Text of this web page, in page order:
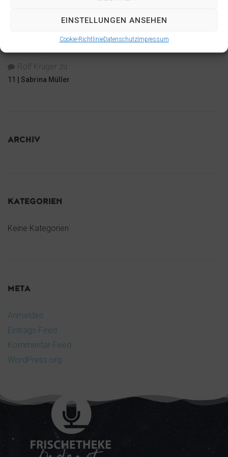
EINSTELLUNGEN ANSEHEN
Cookie-RichtlinieDatenschutzImpressum
Rolf Krüger zu
11 | Sabrina Müller
ARCHIV
KATEGORIEN
Keine Kategorien
META
Anmelden
Eintrags-Feed
Kommentar-Feed
WordPress.org